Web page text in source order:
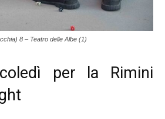
8 – Teatro delle Albe (1)
per la Rimini